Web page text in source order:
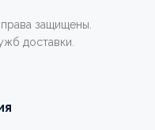
защищены.
доставки.